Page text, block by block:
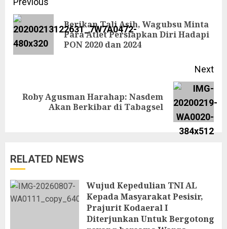
Reading
Berikan Tali Asih, Wagubsu Minta
Para Atlet Persiapkan Diri Hadapi
PON 2020 dan 2024
Next
Next
Roby Agusman Harahap: Nasdem
Akan Berkibar di Tabagsel
RELATED NEWS
Wujud Kepedulian TNI AL
Kepada Masyarakat Pesisir,
Prajurit Kodaeral I
Diterjunkan Untuk Bergotong